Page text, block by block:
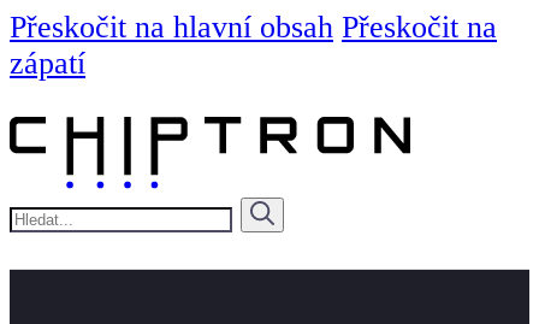
Přeskočit na hlavní obsah Přeskočit na
zápatí
Hledat